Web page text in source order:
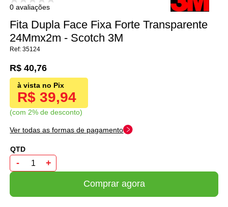
0 avaliações
Fita Dupla Face Fixa Forte Transparente
24Mmx2m - Scotch 3M
35124
R$ 39,94
com 2% de desconto
R$ 40,76
Ver todas as formas de pagamento
- +
Comprar agora